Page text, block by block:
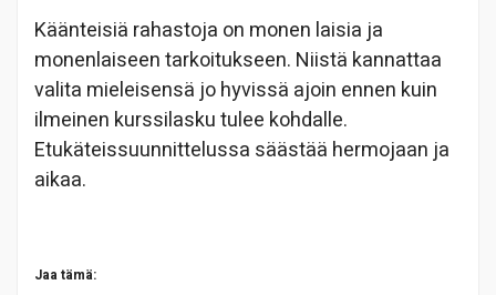
Käänteisiä rahastoja on monen laisia ja
monenlaiseen tarkoitukseen. Niistä kannattaa
valita mieleisensä jo hyvissä ajoin ennen kuin
ilmeinen kurssilasku tulee kohdalle.
Etukäteissuunnittelussa säästää hermojaan ja
aikaa.
Jaa tämä: